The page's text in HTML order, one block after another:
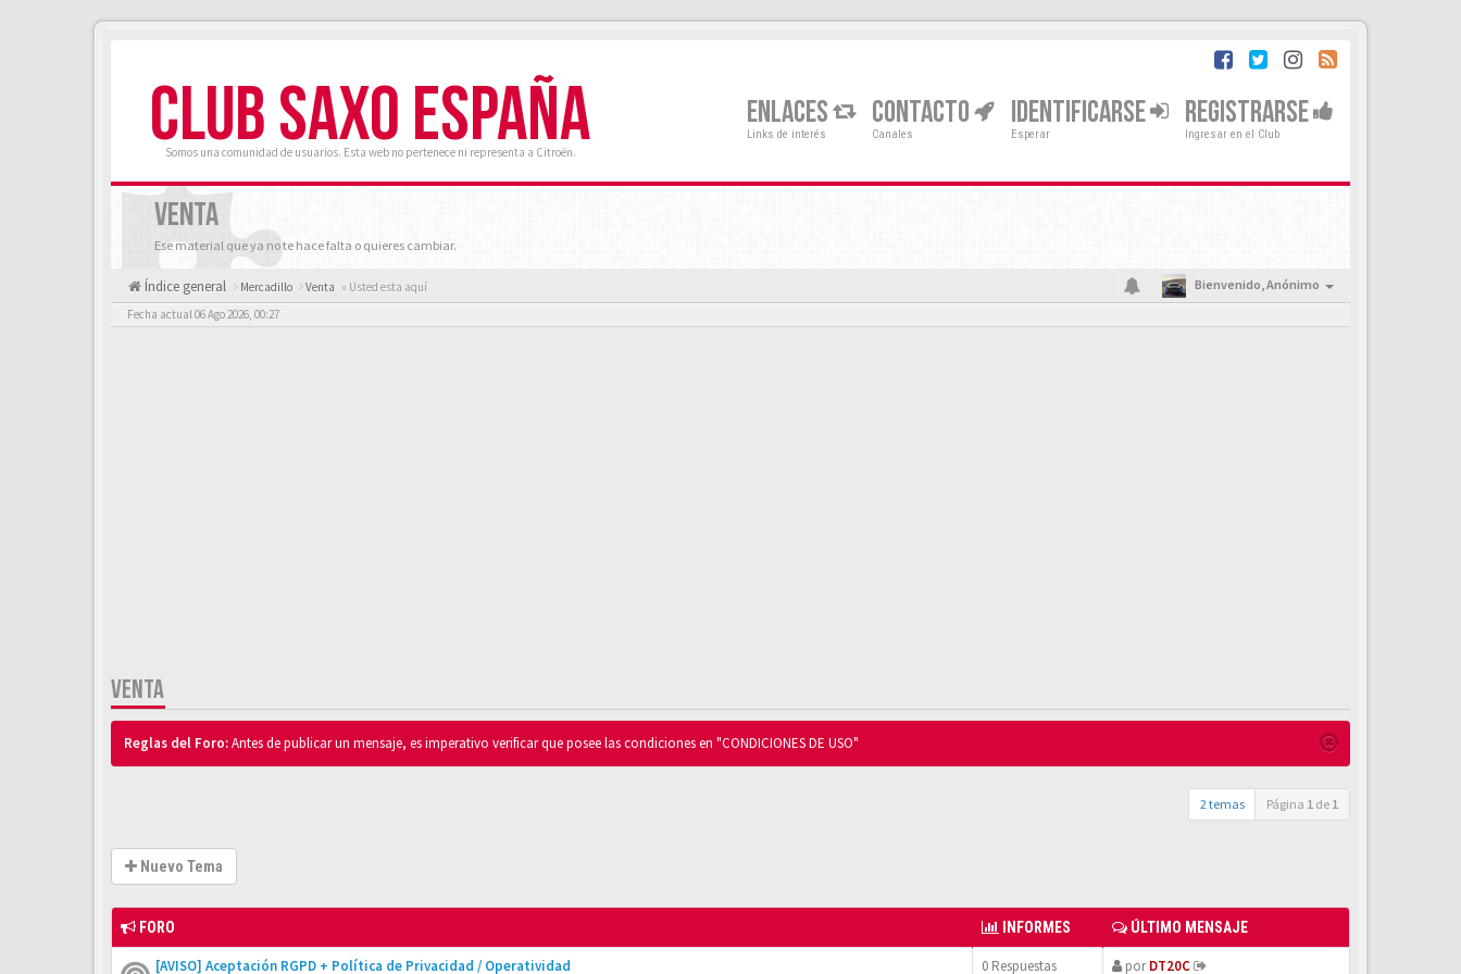
CLUB SAXO ESPAÑA
Somos una comunidad de usuarios. Esta web no pertenece ni representa a Citroën.
ENLACES
Links de interés
CONTACTO
Canales
IDENTIFICARSE
Esperar
REGISTRARSE
Ingresar en el Club
VENTA
Ese material que ya no te hace falta o quieres cambiar.
Índice general Mercadillo Venta « Usted esta aquí Bienvenido,Anónimo
Fecha actual 06 Ago 2026, 00:27
VENTA
Reglas del Foro:Antes de publicar un mensaje, es imperativo verificar que posee las condiciones en "CONDICIONES DE USO"
2 temas Página 1 de 1
Nuevo Tema
FORO INFORMES ÚLTIMO MENSAJE
[AVISO] Aceptación RGPD + Política de Privacidad / Operatividad
0 Respuestas
porDT20C